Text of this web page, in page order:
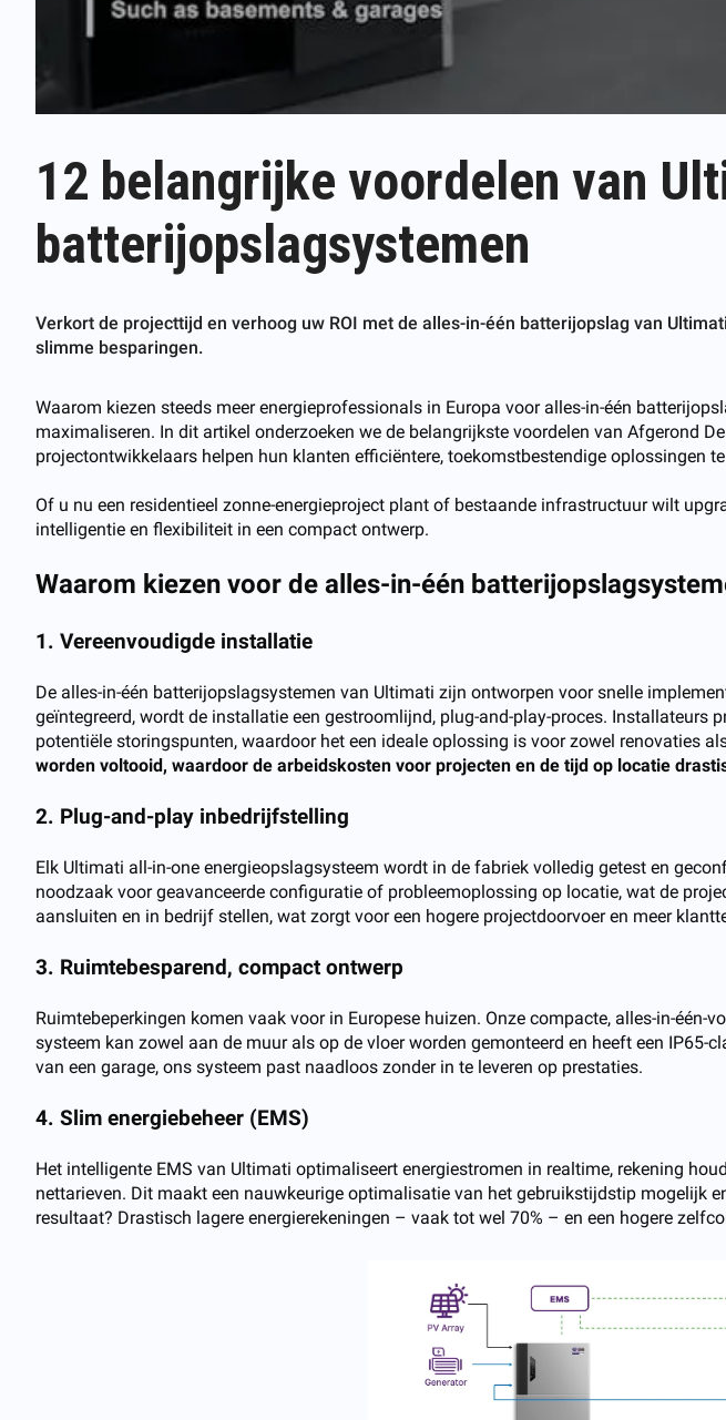
12 belangrijke voordelen van
batterijopslagsystemen
Verkort de projecttijd en verhoog uw ROI met de alles-in-één batterijopslag van
slimme besparingen.
Waarom kiezen steeds meer energieprofessionals in Europa voor alles-in-één
maximaliseren. In dit artikel onderzoeken we de belangrijkste voordelen van Afgerond
projectontwikkelaars helpen hun klanten efficiëntere, toekomstbestendige oplossingen
Of u nu een residentieel zonne-energieproject plant of bestaande infrastructuur wilt
intelligentie en flexibiliteit in een compact ontwerp.
Waarom kiezen voor de alles-in-één
1. Vereenvoudigde installatie
De alles-in-één batterijopslagsystemen van Ultimati zijn ontworpen voor snelle
geïntegreerd, wordt de installatie een gestroomlijnd, plug-and-play-proces.
potentiële storingspunten, waardoor het een ideale oplossing is voor zowel renovaties
worden voltooid, waardoor de arbeidskosten voor projecten en de tijd op locatie
2. Plug-and-play inbedrijfstelling
Elk Ultimati all-in-one energieopslagsysteem wordt in de fabriek volledig getest en
noodzaak voor geavanceerde configuratie of probleemoplossing op locatie, wat de
aansluiten en in bedrijf stellen, wat zorgt voor een hogere projectdoorvoer en meer
3. Ruimtebesparend, compact ontwerp
Ruimtebeperkingen komen vaak voor in Europese huizen. Onze compacte, alles-in-
systeem kan zowel aan de muur als op de vloer worden gemonteerd en heeft een
van een garage, ons systeem past naadloos zonder in te leveren op prestaties.
4. Slim energiebeheer (EMS)
Het intelligente EMS van Ultimati optimaliseert energiestromen in realtime, rekening
nettarieven. Dit maakt een nauwkeurige optimalisatie van het gebruikstijdstip mogelijk
resultaat? Drastisch lagere energierekeningen – vaak tot wel 70% – en een hogere